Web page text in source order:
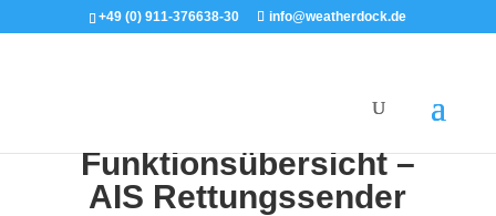
+49 (0) 911-376638-30 info@weatherdock.de
English|
Funktionsübersicht –
AIS Rettungssender